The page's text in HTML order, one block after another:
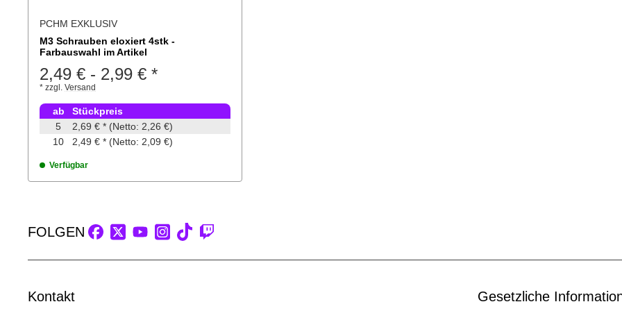
PCHM EXKLUSIV
M3 Schrauben eloxiert 4stk -
Farbauswahl im Artikel
2,49 € - 2,99 € *
* zzgl. Versand
ab
Stückpreis
5
2,69 € * (Netto: 2,26 €)
10
2,49 € * (Netto: 2,09 €)
Verfügbar
FOLGEN
Kontakt Gesetzliche